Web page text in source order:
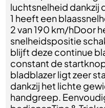
luchtsnelheid dankzij
1 heeft een
2 van 190 km/hDoor
snelheidspositie
blijft deze continue
constant de
bladblazer ligt zeer
dankzij het lichte
handgreep.